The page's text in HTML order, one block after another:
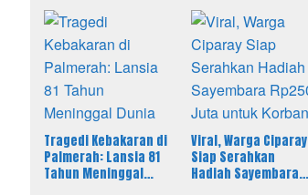
Tragedi Kebakaran di
Palmerah: Lansia 81
Tahun Meninggal
Viral, Warga Ciparay
Siap Serahkan
Hadiah Sayembara